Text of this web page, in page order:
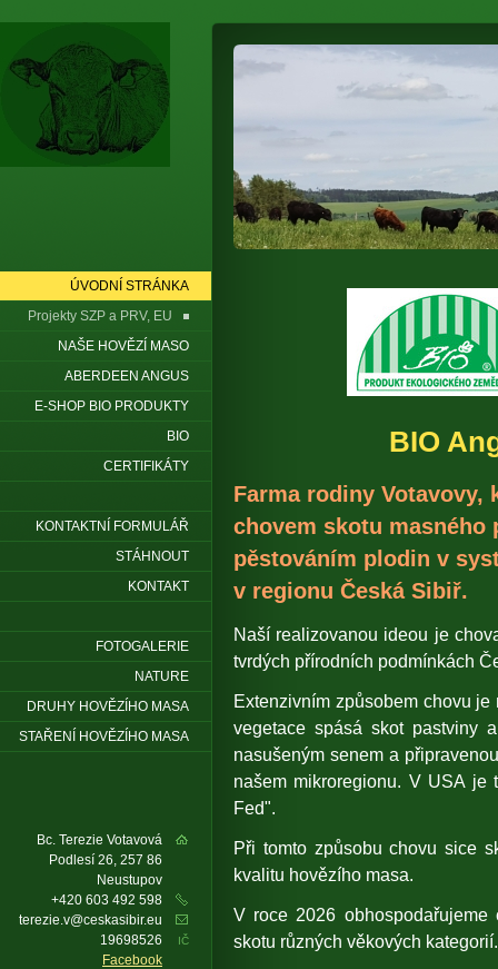
BIO Angus
Farma rodiny Votavovy,
chovem skotu masného
pěstováním plodin v
v regionu Česká Sibiř.
Naší realizovanou ideou je
tvrdých přírodních podmínkách
Extenzivním způsobem chovu
vegetace spásá skot pastviny
nasušeným senem a
našem mikroregionu. V USA je
Fed".
Při tomto způsobu chovu sice
kvalitu hovězího masa.
V roce 2026
skotu různých věkových kategorií.
ÚVODNÍ STRÁNKA
Projekty SZP a PRV, EU
NAŠE HOVĚZÍ MASO
ABERDEEN ANGUS
E-SHOP BIO PRODUKTY
BIO
CERTIFIKÁTY
KONTAKTNÍ FORMULÁŘ
STÁHNOUT
KONTAKT
FOTOGALERIE
NATURE
DRUHY HOVĚZÍHO MASA
STAŘENÍ HOVĚZÍHO MASA
Bc. Terezie Votavová
Podlesí 26, 257 86
Neustupov
+420 603 492 598
terezie.v@ceskasibir.eu
IČ
19698526
Facebook